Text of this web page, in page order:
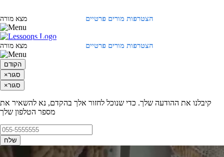
הצטרפות מורים פרטיים מצא מורה
הצטרפות מורים פרטיים מצא מורה
הקודם
×סגור
×סגור
קיבלנו את ההודעה שלך. כדי שנוכל לחזור אלך בהקדם, נא להשאיר את
מספר הטלפון שלך
שלח